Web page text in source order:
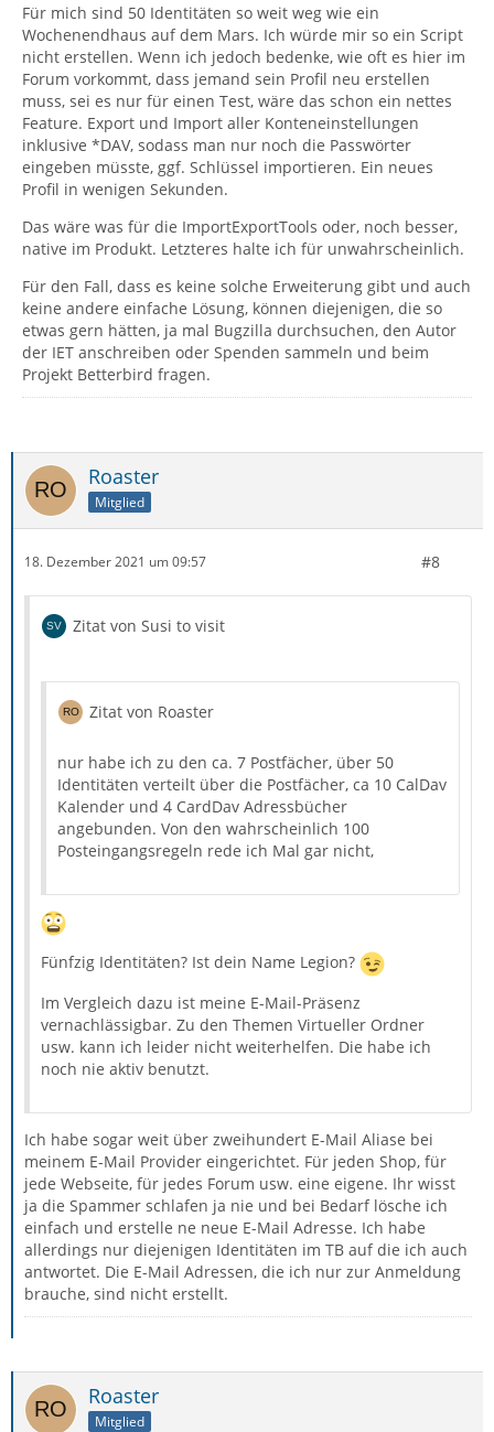
Für mich sind 50 Identitäten so weit weg wie ein
Wochenendhaus auf dem Mars. Ich würde mir so ein Script
nicht erstellen. Wenn ich jedoch bedenke, wie oft es hier im
Forum vorkommt, dass jemand sein Profil neu erstellen
muss, sei es nur für einen Test, wäre das schon ein nettes
Feature. Export und Import aller Konteneinstellungen
inklusive *DAV, sodass man nur noch die Passwörter
eingeben müsste, ggf. Schlüssel importieren. Ein neues
Profil in wenigen Sekunden.
Das wäre was für die ImportExportTools oder, noch besser,
native im Produkt. Letzteres halte ich für unwahrscheinlich.
Für den Fall, dass es keine solche Erweiterung gibt und auch
keine andere einfache Lösung, können diejenigen, die so
etwas gern hätten, ja mal Bugzilla durchsuchen, den Autor
der IET anschreiben oder Spenden sammeln und beim
Projekt Betterbird fragen.
Roaster
Mitglied
18. Dezember 2021 um 09:57 #8
Zitat von Susi to visit
Zitat von Roaster
nur habe ich zu den ca. 7 Postfächer, über 50
Identitäten verteilt über die Postfächer, ca 10 CalDav
Kalender und 4 CardDav Adressbücher
angebunden. Von den wahrscheinlich 100
Posteingangsregeln rede ich Mal gar nicht,
Fünfzig Identitäten? Ist dein Name Legion?
Im Vergleich dazu ist meine E-Mail-Präsenz
vernachlässigbar. Zu den Themen Virtueller Ordner
usw. kann ich leider nicht weiterhelfen. Die habe ich
noch nie aktiv benutzt.
Ich habe sogar weit über zweihundert E-Mail Aliase bei
meinem E-Mail Provider eingerichtet. Für jeden Shop, für
jede Webseite, für jedes Forum usw. eine eigene. Ihr wisst
ja die Spammer schlafen ja nie und bei Bedarf lösche ich
einfach und erstelle ne neue E-Mail Adresse. Ich habe
allerdings nur diejenigen Identitäten im TB auf die ich auch
antwortet. Die E-Mail Adressen, die ich nur zur Anmeldung
brauche, sind nicht erstellt.
Roaster
Mitglied